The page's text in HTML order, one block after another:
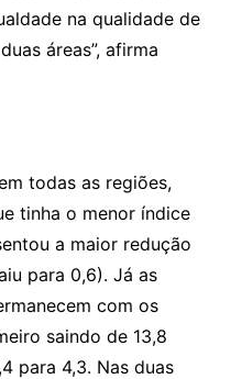
na qualidade de
áreas”, afirma
todas as regiões,
tinha o menor índice
a maior redução
para 0,6). Já as
com os
saindo de 13,8
para 4,3. Nas duas